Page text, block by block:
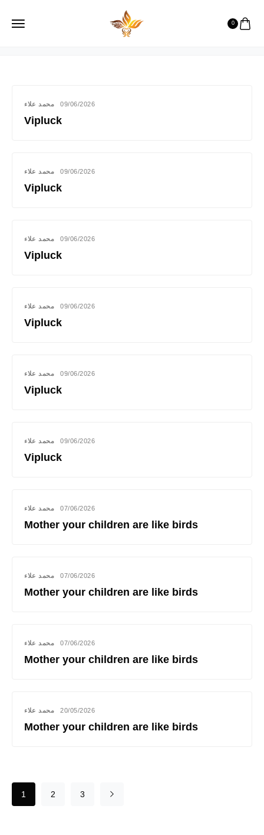
0
1
محمد علاء 09/06/2026
Vipluck
محمد علاء 09/06/2026
Vipluck
محمد علاء 09/06/2026
Vipluck
محمد علاء 09/06/2026
Vipluck
محمد علاء 09/06/2026
Vipluck
محمد علاء 09/06/2026
Vipluck
محمد علاء 07/06/2026
Mother your children are like birds
محمد علاء 07/06/2026
Mother your children are like birds
محمد علاء 07/06/2026
Mother your children are like birds
محمد علاء 20/05/2026
Mother your children are like birds
1 2 3